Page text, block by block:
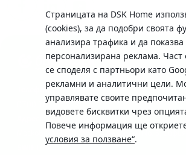
Страницата на DSK Home
(cookies), за да подобри своята
анализира трафика и да показва
персонализирана реклама.
се споделя с партньори като
рекламни и аналитични цели.
управлявате своите
видовете бисквитки чрез
Повече информация ще
условия за ползване“.
Телефон:
0700 10 375 / *2375
Московска No.19 / ул. Г. Бенковски No. 5,
SWIFT/BIC: